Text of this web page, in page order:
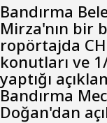
Bandırma
Mirza'nın bir
ropörtajda
konutları ve
yaptığı
Bandırma
Doğan'dan